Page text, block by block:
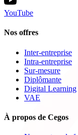
YouTube
Nos offres
Inter-entreprise
Intra-entreprise
Sur-mesure
Diplômante
Digital Learning
VAE
À propos de Cegos